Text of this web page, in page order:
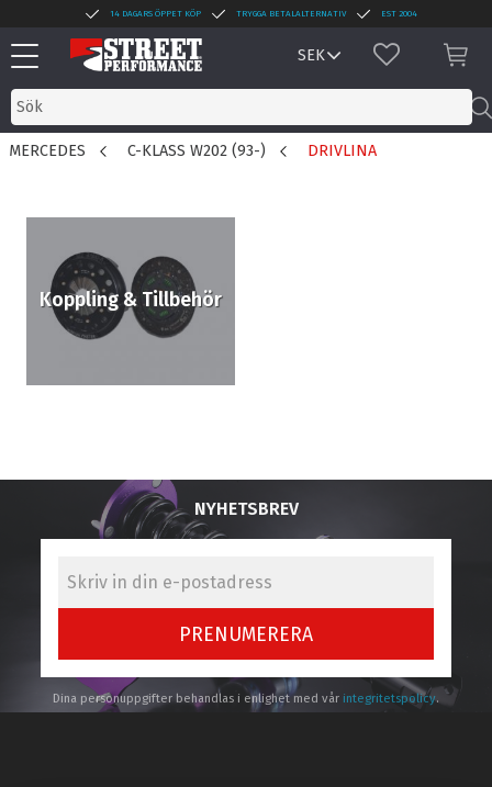
Meny
14 DAGARS ÖPPET KÖP TRYGGA BETALALTERNATIV EST 2004
FAVORITER
MERCEDES C-KLASS W202 (93-) DRIVLINA
Koppling & Tillbehör
NYHETSBREV
PRENUMERERA
Dina personuppgifter behandlas i enlighet med vår integritetspolicy.